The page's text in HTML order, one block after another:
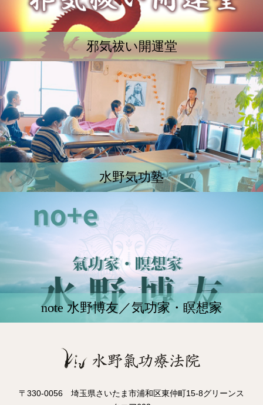
邪気祓い開運堂
水野気功塾
note 水野博友／気功家・瞑想家
〒330-0056 埼玉県さいたま市浦和区東仲町15-8グリーンス